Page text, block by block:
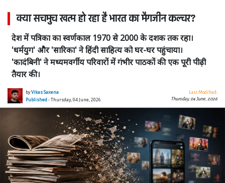
क्या सचमुच खत्म हो रहा है भारत का मैगजीन कल्चर?
देश में पत्रिका का स्वर्णकाल 1970 से 2000 के दशक तक रहा।
'धर्मयुग' और 'सारिका' ने हिंदी साहित्य को घर-घर पहुंचाया।
'कादंबिनी' ने मध्यमवर्गीय परिवारों में गंभीर पाठकों की एक पूरी पीढ़ी
तैयार की।
byVikas Saxena
Published- Thursday, 04 June, 2026
Last Modified:
Thursday, 04 June, 2026